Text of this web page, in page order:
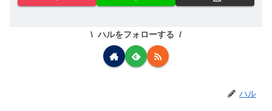
ハルをフォローする
ハル